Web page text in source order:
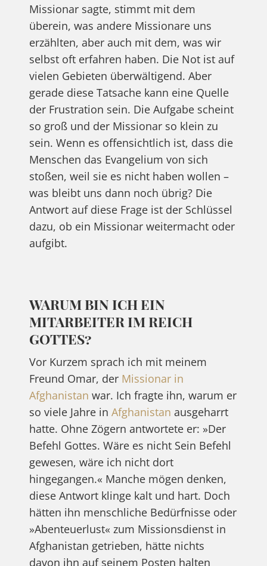
Missionar sagte, stimmt mit dem
überein, was andere Missionare uns
erzählten, aber auch mit dem, was wir
selbst oft erfahren haben. Die Not ist auf
vielen Gebieten überwältigend. Aber
gerade diese Tatsache kann eine Quelle
der Frustration sein. Die Aufgabe scheint
so groß und der Missionar so klein zu
sein. Wenn es offensichtlich ist, dass die
Menschen das Evangelium von sich
stoßen, weil sie es nicht haben wollen –
was bleibt uns dann noch übrig? Die
Antwort auf diese Frage ist der Schlüssel
dazu, ob ein Missionar weitermacht oder
aufgibt.
WARUM BIN ICH EIN
MITARBEITER IM REICH
GOTTES?
Vor Kurzem sprach ich mit meinem
Freund Omar, der Missionar in
Afghanistan war. Ich fragte ihn, warum er
so viele Jahre in Afghanistan ausgeharrt
hatte. Ohne Zögern antwortete er: »Der
Befehl Gottes. Wäre es nicht Sein Befehl
gewesen, wäre ich nicht dort
hingegangen.« Manche mögen denken,
diese Antwort klinge kalt und hart. Doch
hätten ihn menschliche Bedürfnisse oder
»Abenteuerlust« zum Missionsdienst in
Afghanistan getrieben, hätte nichts
davon ihn auf seinem Posten halten